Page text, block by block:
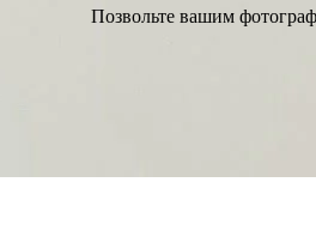
Позвольте вашим